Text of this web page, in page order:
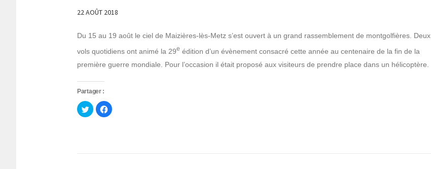
22 AOÛT 2018
Du 15 au 19 août le ciel de Maizières-lès-Metz s’est ouvert à un grand rassemblement de montgolfières. Deux
vols quotidiens ont animé la 29e édition d’un évènement consacré cette année au centenaire de la fin de la
première guerre mondiale. Pour l’occasion il était proposé aux visiteurs de prendre place dans un hélicoptère.
Partager :
Cliquez
pour
partager
Cliquez
pour